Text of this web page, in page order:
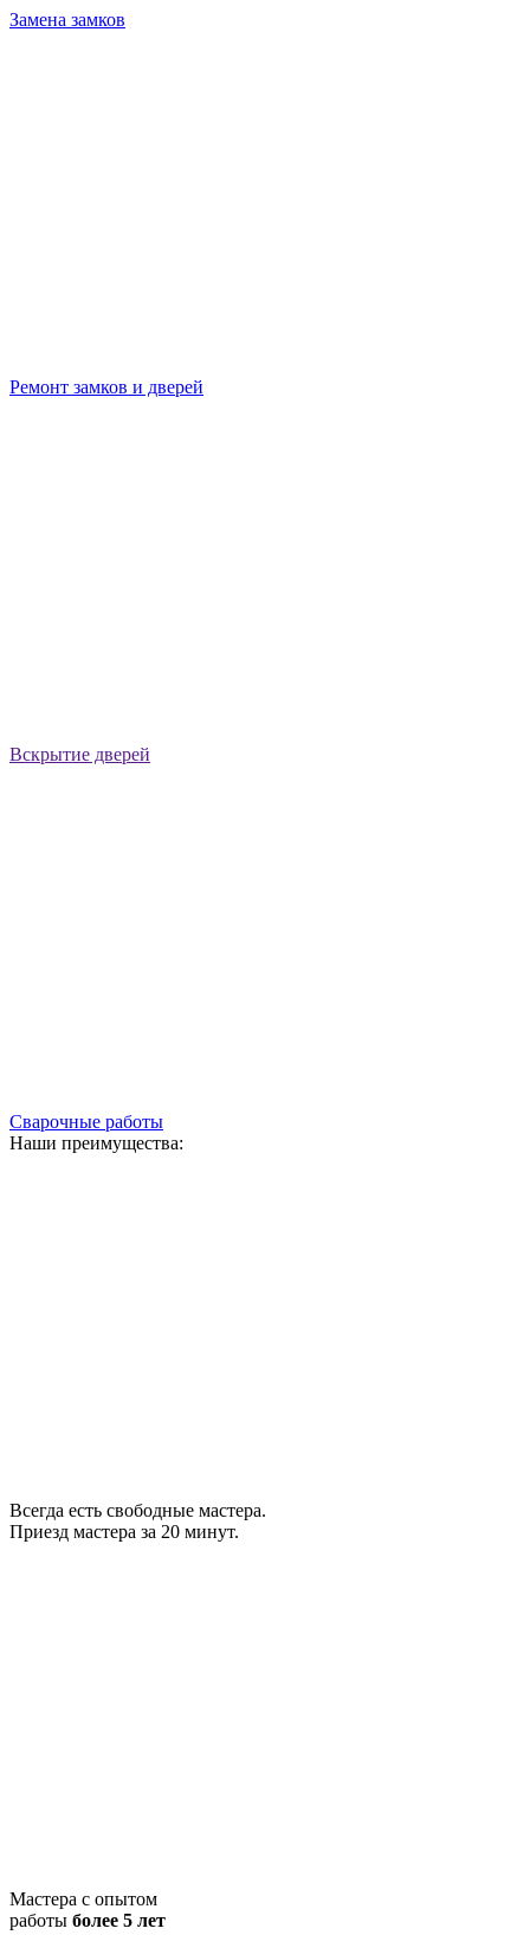
Замена замков
Ремонт замков и дверей
Вскрытие дверей
Сварочные работы
Наши преимущества:
Всегда есть свободные мастера.
Приезд мастера за 20 минут.
Мастера с опытом
работы более 5 лет